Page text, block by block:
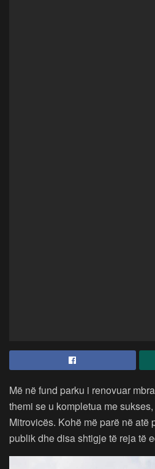
Më në fund parku i renovuar
themi se u kompletua me
Mitrovicës. Kohë më parë në atë
publik dhe disa shtigje të reja të